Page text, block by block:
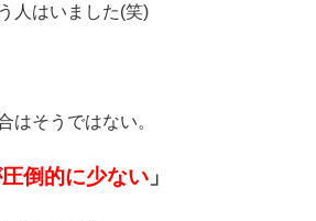
人はいました(笑)
はそうではない。
倒的に少ない 」